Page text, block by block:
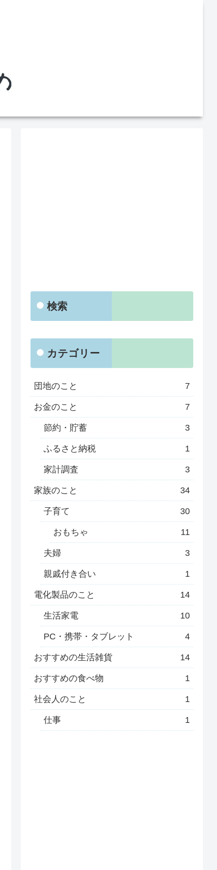
検索
カテゴリー
団地のこと 7
お金のこと 7
節約・貯蓄 3
ふるさと納税 1
家計調査 3
家族のこと 34
子育て 30
おもちゃ 11
夫婦 3
親戚付き合い 1
電化製品のこと 14
生活家電 10
PC・携帯・タブレット 4
おすすめの生活雑貨 14
おすすめの食べ物 1
社会人のこと 1
仕事 1